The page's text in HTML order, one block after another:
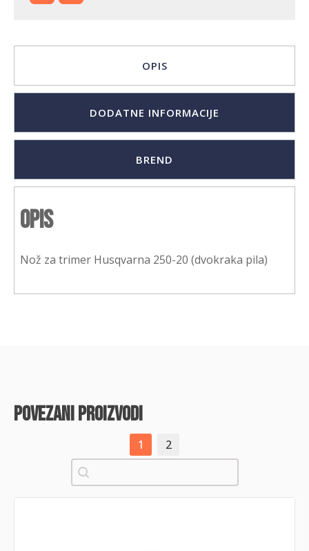
OPIS
DODATNE INFORMACIJE
BREND
Opis
Nož za trimer Husqvarna 250-20 (dvokraka pila)
povezani proizvodi
1
2
Pretraži